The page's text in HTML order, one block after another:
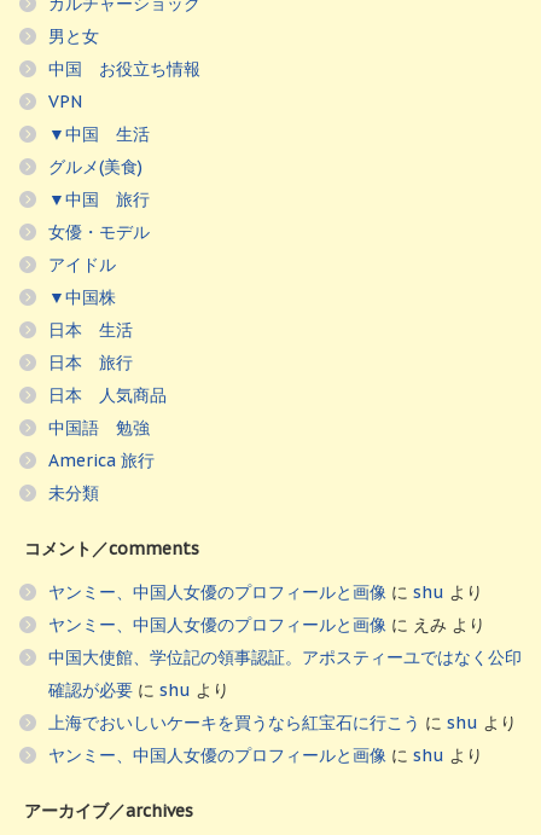
男と女
中国 お役立ち情報
VPN
▼中国 生活
グルメ(美食)
▼中国 旅行
女優・モデル
アイドル
▼中国株
日本 生活
日本 旅行
日本 人気商品
中国語 勉強
America 旅行
未分類
コメント／comments
ヤンミー、中国人女優のプロフィールと画像 に shu より
ヤンミー、中国人女優のプロフィールと画像 に えみ より
中国大使館、学位記の領事認証。アポスティーユではなく公印
確認が必要 に shu より
上海でおいしいケーキを買うなら紅宝石に行こう に shu より
ヤンミー、中国人女優のプロフィールと画像 に shu より
アーカイブ／archives